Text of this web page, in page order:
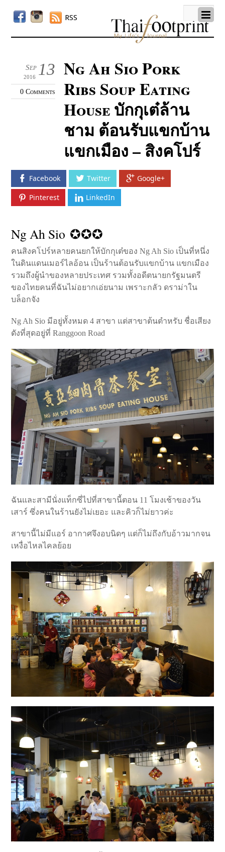
RSS
13
Sep
2016
0 Comments
Ng Ah Sio Pork
Ribs Soup Eating
House บักกุเต๋ล้าน
ชาม ต้อนรับแขกบ้าน
แขกเมือง – สิงคโปร์
Facebook Twitter Google+
Pinterest LinkedIn
Ng Ah Sio ✪✪✪
คนสิงคโปร์หลายคนยกให้บักกุเต๋ของ Ng Ah Sio เป็นที่หนึ่ง
ในดินแดนเมอร์ไลอ้อน เป็นร้านต้อนรับแขกบ้าน แขกเมือง
รวมถึงผู้นำของหลายประเทศ รวมทั้งอดีตนายกรัฐมนตรี
ของไทยคนที่ฉันไม่อยากเอ่ยนาม เพราะกลัว ดราม่าใน
บล็อกจัง
Ng Ah Sio มีอยู่ทั้งหมด 4 สาขา แต่สาขาต้นตำหรับ ชื่อเสียง
ดังที่สุดอยู่ที่ Ranggoon Road
ฉันและสามีนั่งแท็กซี่ไปที่สาขานี้ตอน 11 โมงเช้าของวัน
เสาร์ ซึ่งคนในร้านยังไม่เยอะ และคิวก็ไม่ยาวค่ะ
สาขานี้ไม่มีแอร์ อากาศจึงอบนิดๆ แต่ก็ไม่ถึงกับอ้าวมากจน
เหงื่อไหลไคลย้อย